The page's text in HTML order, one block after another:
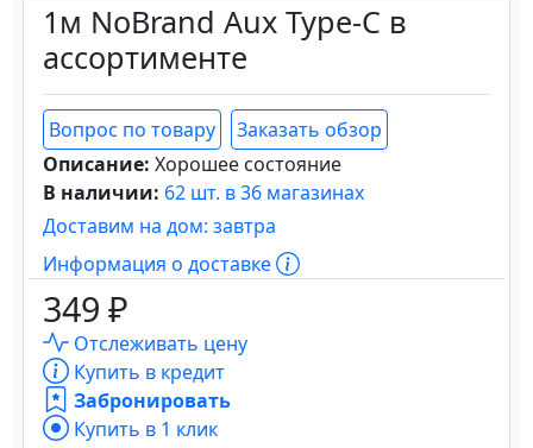
1м NoBrand Aux Type-C в
ассортименте
Вопрос по товару
Заказать обзор
Описание: Хорошее состояние
В наличии: 62 шт. в 36 магазинах
Доставим на дом: завтра
Информация о доставке
349 ₽
Отслеживать цену
Купить в кредит
Забронировать
Купить в 1 клик